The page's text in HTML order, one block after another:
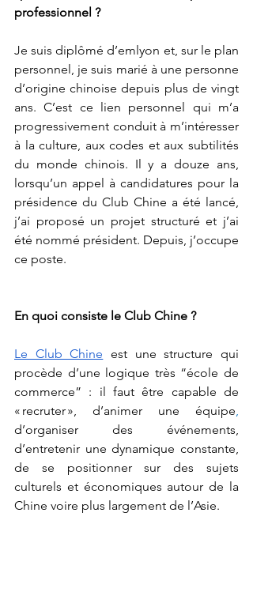
professionnel ?
Je suis diplômé d’emlyon et, sur le plan
personnel, je suis marié à une personne
d’origine chinoise depuis plus de vingt
ans. C’est ce lien personnel qui m’a
progressivement conduit à m’intéresser
à la culture, aux codes et aux subtilités
du monde chinois. Il y a douze ans,
lorsqu’un appel à candidatures pour la
présidence du Club Chine a été lancé,
j’ai proposé un projet structuré et j’ai
été nommé président. Depuis, j’occupe
ce poste.
En quoi consiste le Club Chine ?
Le Club Chine est une structure qui
procède d’une logique très “école de
commerce” : il faut être capable de
« recruter », d’animer une équipe
d’organiser des événements,
d’entretenir une dynamique constante,
de se positionner sur des sujets
culturels et économiques autour de la
Chine voire plus largement de l’Asie.